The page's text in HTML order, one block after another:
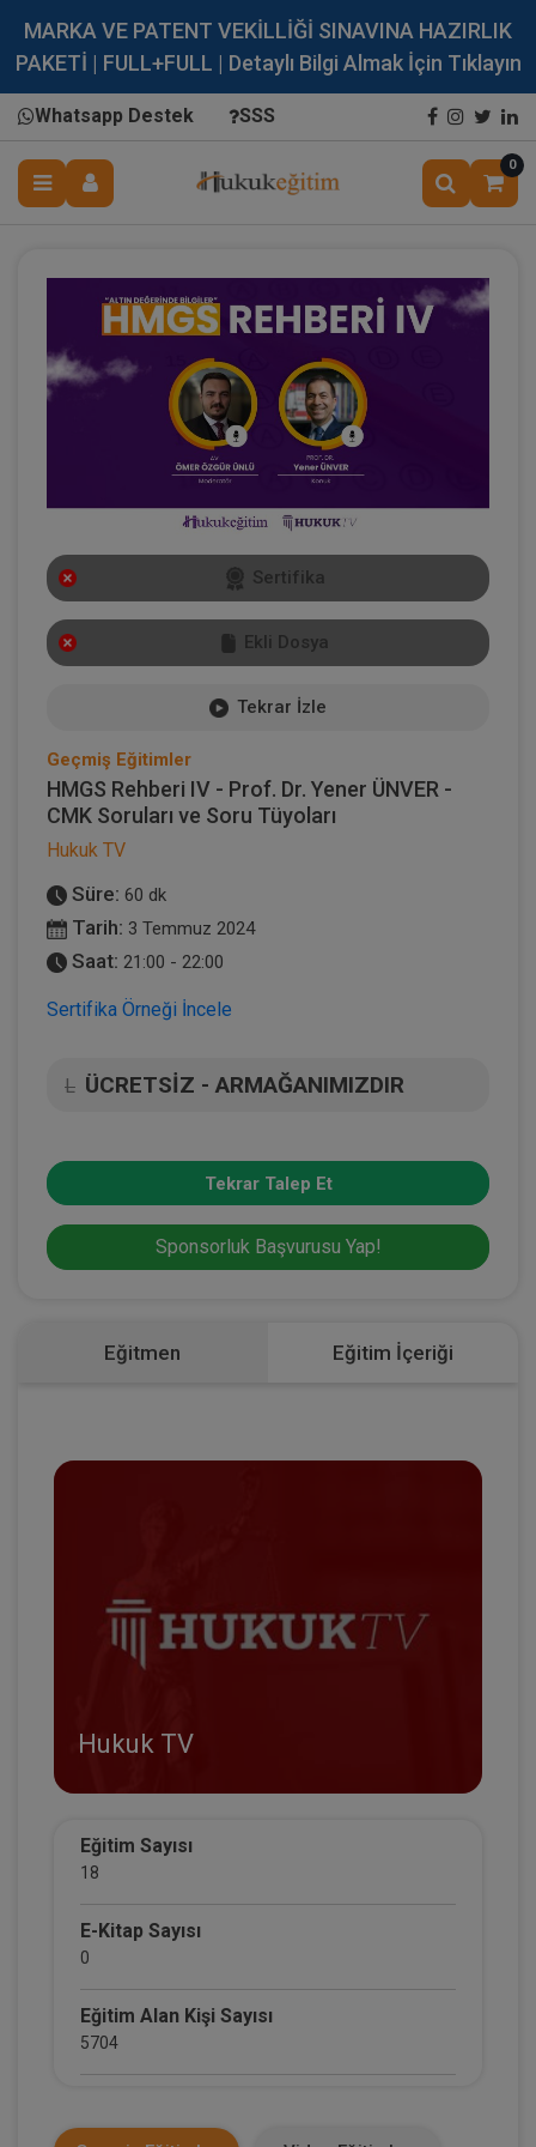
MARKA VE PATENT VEKİLLİĞİ SINAVINA HAZIRLIK
PAKETİ | FULL+FULL | Detaylı Bilgi Almak İçin Tıklayın
Whatsapp Destek SSS
0
Sertifika
Ekli Dosya
Tekrar İzle
Geçmiş Eğitimler
HMGS Rehberi IV - Prof. Dr. Yener ÜNVER -
CMK Soruları ve Soru Tüyoları
Hukuk TV
Süre: 60 dk
Tarih: 3 Temmuz 2024
Saat: 21:00 - 22:00
Sertifika Örneği İncele
L ÜCRETSİZ - ARMAĞANIMIZDIR
Tekrar Talep Et
Sponsorluk Başvurusu Yap!
Eğitmen Eğitim İçeriği
Hukuk TV
Eğitim Sayısı
18
E-Kitap Sayısı
0
Eğitim Alan Kişi Sayısı
5704
0